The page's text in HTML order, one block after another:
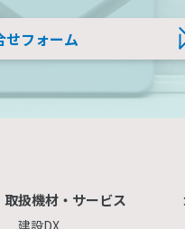
せフォーム
取扱機材・サービス
建設DX